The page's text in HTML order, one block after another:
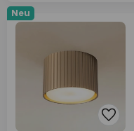
Neu